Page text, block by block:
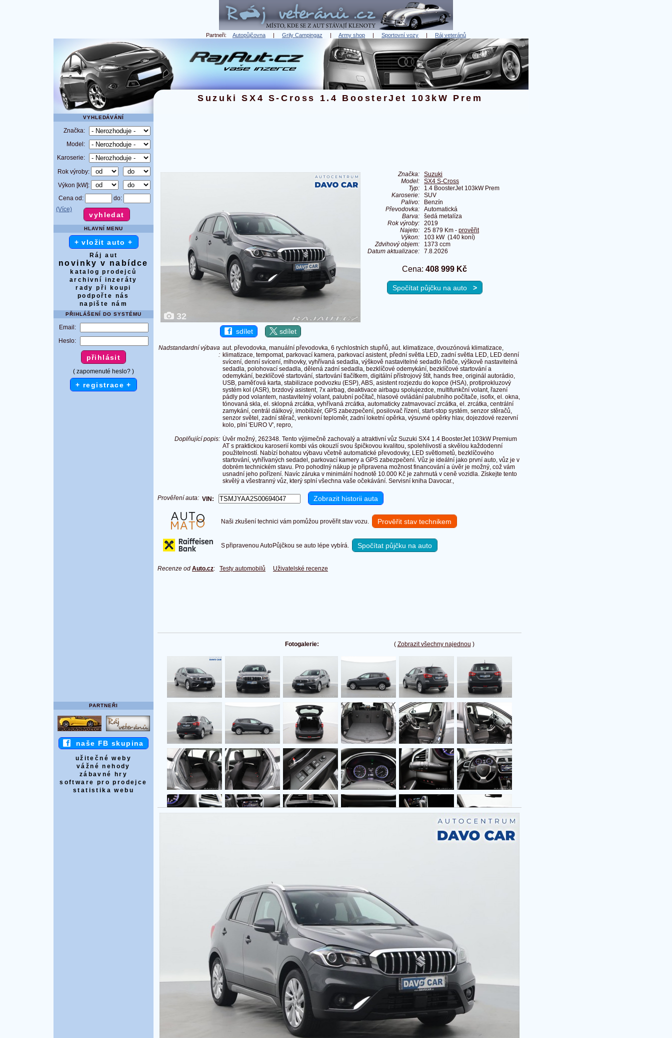
Partneři: Autopůjčovna | Grily Campingaz | Army shop | Sportovní vozy | Ráj veteránů
Suzuki SX4 S-Cross 1.4 BoosterJet 103kW Prem
VYHLEDÁVÁNÍ
Značka:
Model:
Karoserie:
Rok výroby:
Výkon [kW]:
Cena od:
do:
(Více)
HLAVNÍ MENU
+ vložit auto +
Ráj aut
novinky v nabídce
katalog prodejců
archivní inzeráty
rady při koupi
podpořte nás
napište nám
PŘIHLÁŠENÍ DO SYSTÉMU
Email:
Heslo:
( zapomenuté heslo? )
+ registrace +
PARTNEŘI
naše FB skupina
užitečné weby
vážné nehody
zábavné hry
software pro prodejce
statistika webu
32
sdílet sdílet
Značka:
Suzuki
Model:
SX4 S-Cross
Typ:
1.4 BoosterJet 103kW Prem
Karoserie:
SUV
Palivo:
Benzín
Převodovka:
Automatická
Barva:
šedá metalíza
Rok výroby:
2019
Najeto:
25 879 Km - prověřit
Výkon:
103 kW (140 koní)
Zdvihový objem:
1373 ccm
Datum aktualizace:
7.8.2026
Cena: 408 999 Kč
Spočítat půjčku na auto >
Nadstandardní výbava
:
aut. převodovka, manuální převodovka, 6 rychlostních stupňů, aut. klimatizace, dvouzónová klimatizace,
klimatizace, tempomat, parkovací kamera, parkovací asistent, přední světla LED, zadní světla LED, LED denní
svícení, denní svícení, mlhovky, vyhřívaná sedadla, výškově nastavitelné sedadlo řidiče, výškově nastavitelná
sedadla, polohovací sedadla, dělená zadní sedadla, bezklíčové odemykání, bezklíčové startování a
odemykání, bezklíčové startování, startování tlačítkem, digitální přístrojový štít, hands free, originál autorádio,
USB, paměťová karta, stabilizace podvozku (ESP), ABS, asistent rozjezdu do kopce (HSA), protiprokluzový
systém kol (ASR), brzdový asistent, 7x airbag, deaktivace airbagu spolujezdce, multifunkční volant, řazení
pádly pod volantem, nastavitelný volant, palubní počítač, hlasové ovládání palubního počítače, isofix, el. okna,
tónovaná skla, el. sklopná zrcátka, vyhřívaná zrcátka, automaticky zatmavovací zrcátka, el. zrcátka, centrální
zamykání, centrál dálkový, imobilizér, GPS zabezpečení, posilovač řízení, start-stop systém, senzor stěračů,
senzor světel, zadní stěrač, venkovní teploměr, zadní loketní opěrka, výsuvné opěrky hlav, dojezdové rezervní
kolo, plní 'EURO V', repro,
Doplňující popis: Úvěr možný, 262348. Tento výjimečně zachovalý a atraktivní vůz Suzuki SX4 1.4 BoosterJet 103kW Premium
AT s praktickou karoserií kombi vás okouzlí svou špičkovou kvalitou, spolehlivostí a skvělou každodenní
použitelností. Nabízí bohatou výbavu včetně automatické převodovky, LED světlometů, bezklíčového
startování, vyhřívaných sedadel, parkovací kamery a GPS zabezpečení. Vůz je ideální jako první auto, vůz je v
dobrém technickém stavu. Pro pohodlný nákup je připravena možnost financování a úvěr je možný, což vám
usnadní jeho pořízení. Navíc záruka v minimální hodnotě 10.000 Kč je zahrnutá v ceně vozidla. Získejte tento
skvělý a všestranný vůz, který splní všechna vaše očekávání. Servisní kniha Davocar.,
Prověření auta: VIN:
Naši zkušení technici vám pomůžou prověřit stav vozu. Prověřit stav technikem
S připravenou AutoPůjčkou se auto lépe vybírá. Spočítat půjčku na auto
Recenze od Auto.cz: Testy automobilů Uživatelské recenze
( Zobrazit všechny najednou )
Fotogalerie: